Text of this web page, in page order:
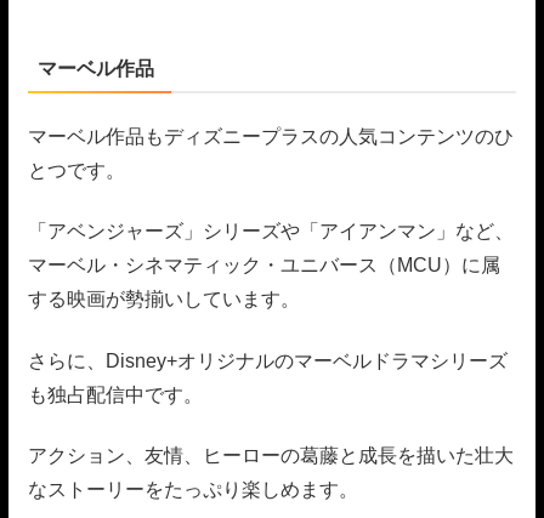
マーベル作品
マーベル作品もディズニープラスの人気コンテンツのひ
とつです。
「アベンジャーズ」シリーズや「アイアンマン」など、
マーベル・シネマティック・ユニバース（MCU）に属
する映画が勢揃いしています。
さらに、Disney+オリジナルのマーベルドラマシリーズ
も独占配信中です。
アクション、友情、ヒーローの葛藤と成長を描いた壮大
なストーリーをたっぷり楽しめます。